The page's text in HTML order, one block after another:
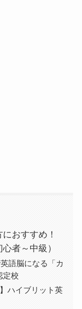
おすすめ！
者～中級）
語脳になる「カ
定校
ハイブリット英